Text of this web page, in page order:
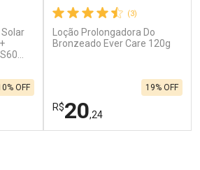
Ativar Desconto
OFF
(3)
Loção Prolongadora Do
Bronzeado Ever Care 120g
R$20,24
19% OFF